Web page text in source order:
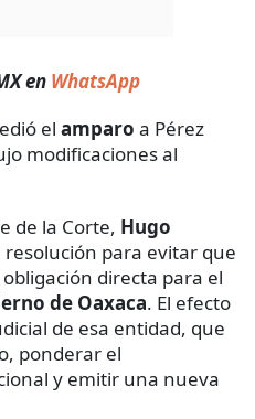
en WhatsApp
el amparo a Pérez
modificaciones al
de la Corte, Hugo
resolución para evitar que
directa para el
de Oaxaca. El efecto
de esa entidad, que
ponderar el
y emitir una nueva